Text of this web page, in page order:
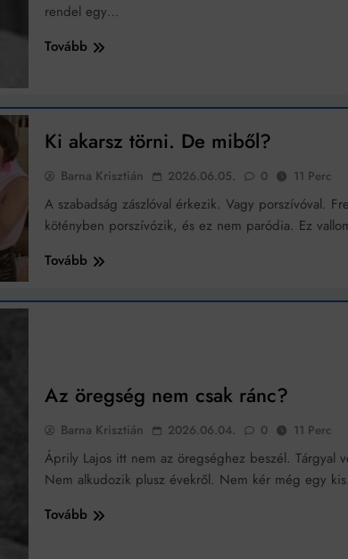
rendel egy…
Tovább
Ki akarsz törni. De miből?
Barna Krisztián 2026.06.05. 0 11 Perc
A szabadság zászlóval érkezik. Vagy porszívóval.
kötényben porszívózik, és ez nem paródia. Ez
Tovább
Az öregség nem csak ránc?
Barna Krisztián 2026.06.04. 0 11 Perc
Áprily Lajos itt nem az öregséghez beszél. Tárgyal
Nem alkudozik plusz évekről. Nem kér még egy
Tovább